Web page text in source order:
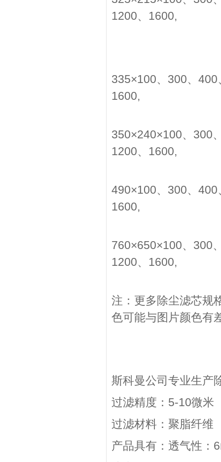
1200、1600,
335×100、300、
1600,
350×240×100、300
1200、1600,
490×100、300、
1600,
760×650×100、300
1200、1600,
注：更多除尘滤芯规
色可能与图片颜色有
斯科曼公司专业生产
过滤精度：5-10微米
过滤材料：聚脂纤维
产品具有：透气性：